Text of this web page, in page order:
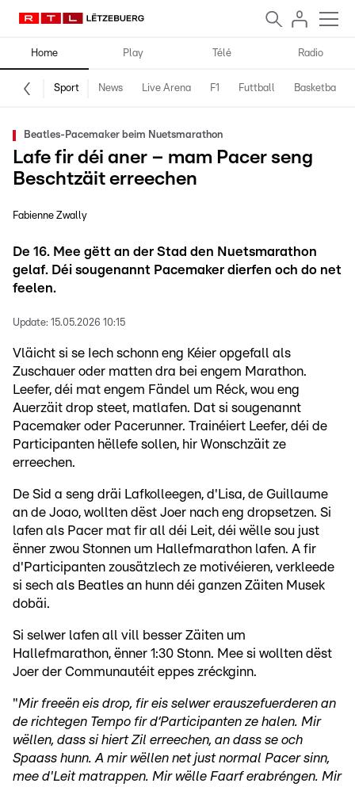
Home Play Télé Radio
Sport News Live Arena F1 Futtball Basketball
Beatles-Pacemaker beim Nuetsmarathon
Lafe fir déi aner – mam Pacer seng
Beschtzäit erreechen
Fabienne Zwally
De 16. Mee gëtt an der Stad den Nuetsmarathon
gelaf. Déi sougenannt Pacemaker dierfen och do net
feelen.
Update: 15.05.2026 10:15
Vläicht si se Iech schonn eng Kéier opgefall als
Zuschauer oder matten dra bei engem Marathon.
Leefer, déi mat engem Fändel um Réck, wou eng
Auerzäit drop steet, matlafen. Dat si sougenannt
Pacemaker oder Pacerunner. Trainéiert Leefer, déi de
Participanten hëllefe sollen, hir Wonschzäit ze
erreechen.
De Sid a seng dräi Lafkolleegen, d'Lisa, de Guillaume
an de Joao, wollten dëst Joer nach eng dropsetzen. Si
lafen als Pacer mat fir all déi Leit, déi wëlle sou just
ënner zwou Stonnen um Hallefmarathon lafen. A fir
d'Participanten zousätzlech ze motivéieren, verkleede
si sech als Beatles an hunn déi ganzen Zäiten Musek
dobäi.
Si selwer lafen all vill besser Zäiten um
Hallefmarathon, ënner 1:30 Stonn. Mee si wollten dëst
Joer der Communautéit eppes zréckginn.
"Mir freeën eis drop, fir eis selwer erauszefuerderen an
de richtegen Tempo fir d‘Participanten ze halen. Mir
wëllen, dass si hiert Zil erreechen, an dass se och
Spaass hunn. A mir wëllen net just normal Pacer sinn,
mee d'Leit matrappen. Mir wëlle Faarf erabréngen. Mir